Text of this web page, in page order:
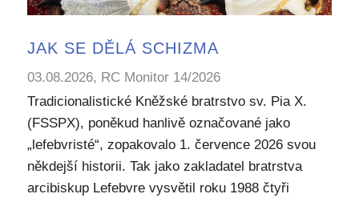
JAK SE DĚLÁ SCHIZMA
03.08.2026, RC Monitor 14/2026
Tradicionalistické Kněžské bratrstvo sv. Pia X.
(FSSPX), poněkud hanlivě označované jako
„lefebvristé“, zopakovalo 1. července 2026 svou
někdejší historii. Tak jako zakladatel bratrstva
arcibiskup Lefebvre vysvětil roku 1988 čtyři